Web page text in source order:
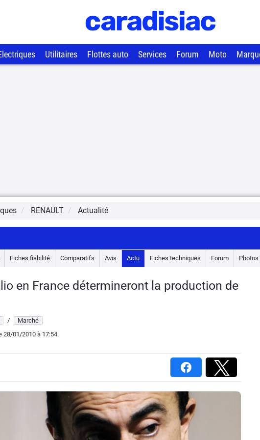
Utilitaires Flottes auto Services Forum Moto
RENAULT Actualité
Fiches fiabilité Comparatifs Avis Actu Fiches techniques Forum Photos
en France détermineront la production de
/
Marché
28/01/2010à 17:54